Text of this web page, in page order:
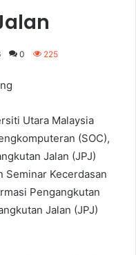
0 225
Utara Malaysia
(SOC),
Jalan (JPJ)
Seminar Kecerdasan
Pengangkutan
Jalan (JPJ)